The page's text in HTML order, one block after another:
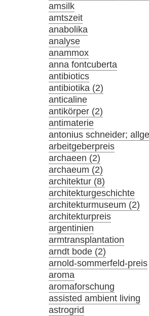
amsilk
amtszeit
anabolika
analyse
anammox
anna fontcuberta
antibiotics
antibiotika (2)
anticaline
antikörper (2)
antimaterie
antonius schneider;
arbeitgeberpreis
archaeen (2)
archaeum (2)
architektur (8)
architekturgeschichte
architekturmuseum (2)
architekturpreis
argentinien
armtransplantation
arndt bode (2)
arnold-sommerfeld-preis
aroma
aromaforschung
assisted ambient living
astrogrid